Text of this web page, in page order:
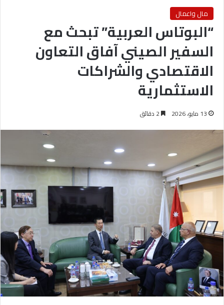
مال واعمال
“البوتاس العربية” تبحث مع
السفير الصيني آفاق التعاون
الاقتصادي والشراكات
الاستثمارية
13 مايو، 2026